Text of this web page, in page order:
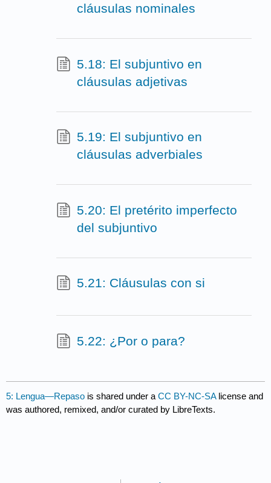
cláusulas nominales
5.18: El subjuntivo en
cláusulas adjetivas
5.19: El subjuntivo en
cláusulas adverbiales
5.20: El pretérito imperfecto
del subjuntivo
5.21: Cláusulas con si
5.22: ¿Por o para?
5: Lengua—Repaso is shared under aCC BY-NC-SA license and
was authored, remixed, and/or curated by LibreTexts.